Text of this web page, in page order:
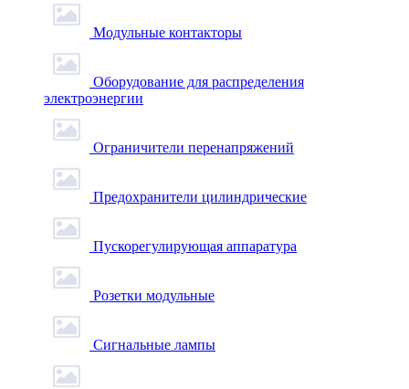
Модульные контакторы
Оборудование для распределения
электроэнергии
Ограничители перенапряжений
Предохранители цилиндрические
Пускорегулирующая аппаратура
Розетки модульные
Сигнальные лампы